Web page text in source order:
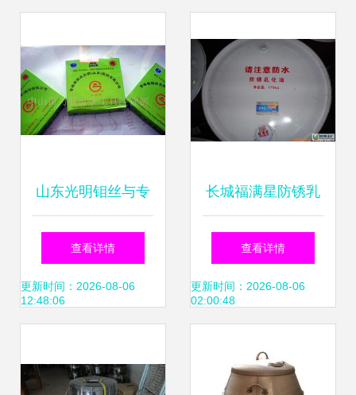
山东光明钼丝与专
业乳化油 冶金矿产
领域的高效解决方
查看详情
更新时间：2026-08-06
12:48:06
长城福满星防锈乳
化油 价格、厂家信
息与世界工厂网产
查看详情
更新时间：2026-08-06
02:00:48